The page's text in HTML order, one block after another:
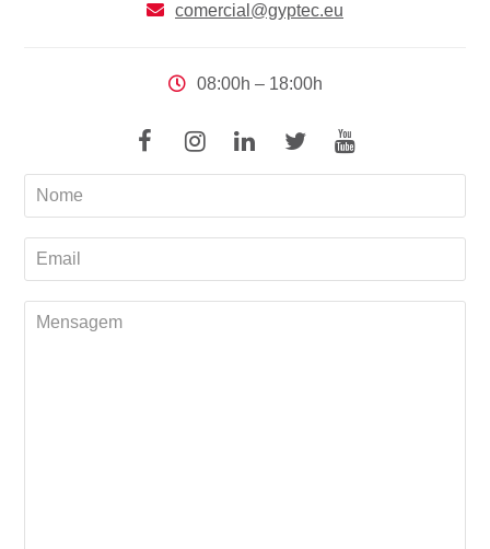
comercial@gyptec.eu
08:00h – 18:00h
Facebook
InstagramLinkedin
TwitterYoutube